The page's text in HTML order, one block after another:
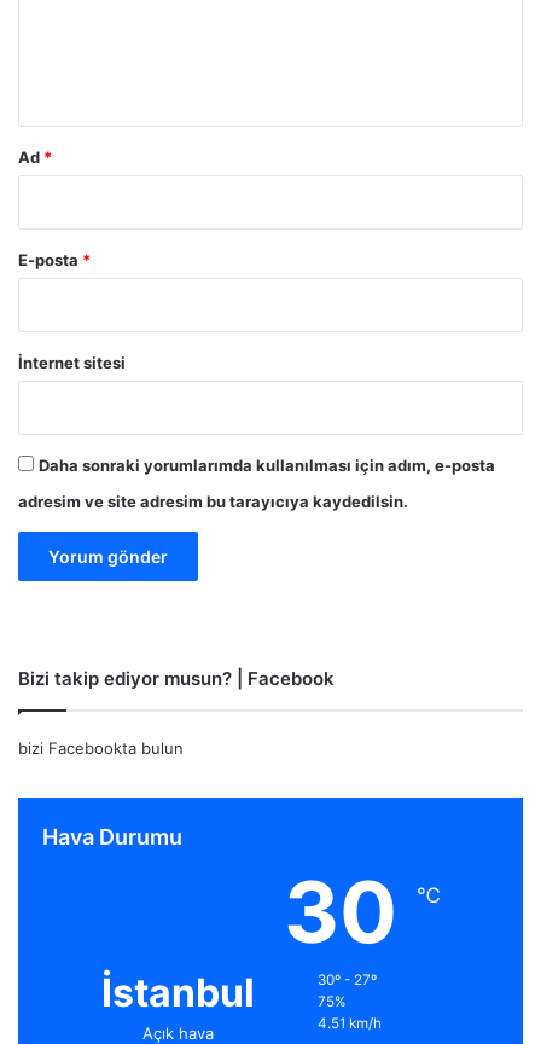
Ad *
E-posta *
İnternet sitesi
Daha sonraki yorumlarımda kullanılması için adım, e-posta
adresim ve site adresim bu tarayıcıya kaydedilsin.
Bizi takip ediyor musun? | Facebook
bizi Facebookta bulun
Hava Durumu
İstanbul
Açık hava
30 ℃
30º - 27º
75%
4.51 km/h